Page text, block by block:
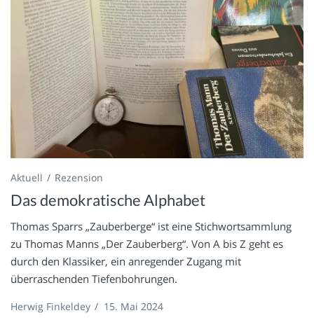
Aktuell Rezension
Das demokratische Alphabet
Thomas Sparrs „Zauberberge“ ist eine Stichwortsammlung
zu Thomas Manns „Der Zauberberg“. Von A bis Z geht es
durch den Klassiker, ein anregender Zugang mit
überraschenden Tiefenbohrungen.
Herwig Finkeldey / 15. Mai 2024